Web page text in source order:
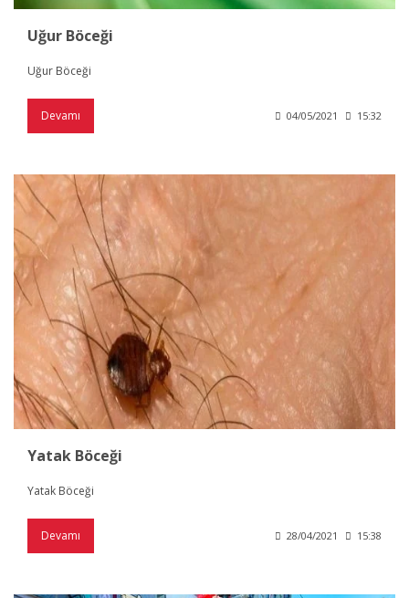
Uğur Böceği
Uğur Böceği
Devamı 04/05/2021 15:32
Yatak Böceği
Yatak Böceği
Devamı 28/04/2021 15:38